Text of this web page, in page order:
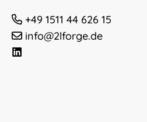
+49 1511 44 626 15
info@2lforge.de